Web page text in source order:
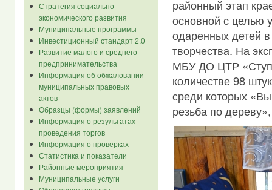
Стратегия социально-
экономического развития
Муниципальные программы
Инвестиционный стандарт 2.0
Развитие малого и среднего
предпринимательства
Информация об обжаловании
муниципальных правовых
актов
Образцы (формы) заявлений
Информация о результатах
проведения торгов
Информация о проверках
Статистика и показатели
Районные мероприятия
Муниципальные услуги
районный этап
основной с целью
одаренных детей
творчества. На
МБУ ДО ЦТР
количестве 98
среди которых
резьба по